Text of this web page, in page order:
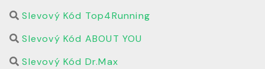
Slevový Kód Top4Running
Slevový Kód ABOUT YOU
Slevový Kód Dr.Max